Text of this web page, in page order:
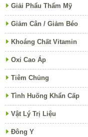
Giải Phẩu Thẩm Mỹ
Giảm Cân / Giảm Béo
Khoáng Chất Vitamin
Oxi Cao Áp
Tiêm Chủng
Tình Huống Khẩn Cấp
Vật Lý Trị Liệu
Đông Y